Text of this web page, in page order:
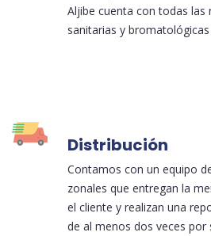
Aljibe cuenta con todas las
sanitarias y
Distribución
Contamos con un equipo
zonales que entregan la
el cliente y realizan una
de al menos dos veces por